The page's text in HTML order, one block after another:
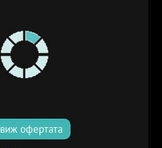
виж офертата